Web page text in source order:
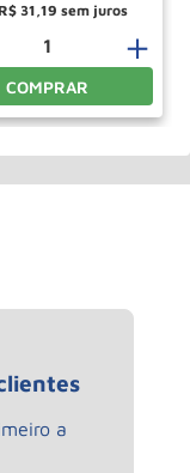
31,19
＋
COMPRAR
a